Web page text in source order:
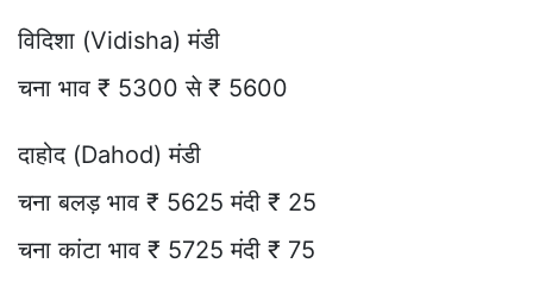
विदिशा (Vidisha) मंडी
चना भाव ₹ 5300 से ₹ 5600
दाहोद (Dahod) मंडी
चना बलड़ भाव ₹ 5625 मंदी ₹ 25
चना कांटा भाव ₹ 5725 मंदी ₹ 75